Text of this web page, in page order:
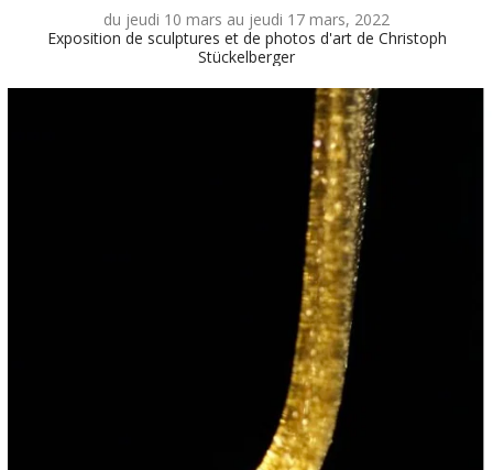
du jeudi 10 mars au jeudi 17 mars, 2022
Exposition de sculptures et de photos d'art de Christoph
Stückelberger